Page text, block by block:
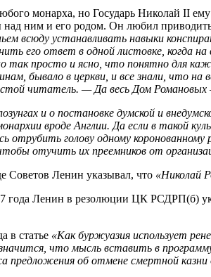
монарха, но Государь Николай II
над ним и его родом. Он любил
всюду устанавливать навыки
его ответ в одной листовке,
так просто и ясно, что понятно для
бывало в церкви, и все знали, что
читатель. — Да весь Дом
и о постановке думской и
вроде Англии. Да если в такой
отрубить голову одному
отучить их преемников от
Советов Ленин указывал, что «Николай
года Ленин в резолюции ЦК РСДРП(б)
в статье «Как буржуазия использует
что мысль вставить в
предложения об отмене смертной казни